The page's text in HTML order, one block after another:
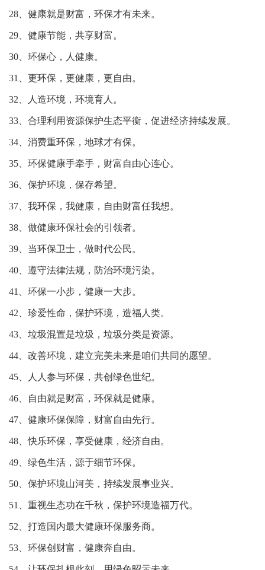
28、健康就是财富，环保才有未来。
29、健康节能，共享财富。
30、环保心，人健康。
31、更环保，更健康，更自由。
32、人造环境，环境育人。
33、合理利用资源保护生态平衡，促进经济持续发展。
34、消费重环保，地球才有保。
35、环保健康手牵手，财富自由心连心。
36、保护环境，保存希望。
37、我环保，我健康，自由财富任我想。
38、做健康环保社会的引领者。
39、当环保卫士，做时代公民。
40、遵守法律法规，防治环境污染。
41、环保一小步，健康一大步。
42、珍爱性命，保护环境，造福人类。
43、垃圾混置是垃圾，垃圾分类是资源。
44、改善环境，建立完美未来是咱们共同的愿望。
45、人人参与环保，共创绿色世纪。
46、自由就是财富，环保就是健康。
47、健康环保保障，财富自由先行。
48、快乐环保，享受健康，经济自由。
49、绿色生活，源于细节环保。
50、保护环境山河美，持续发展事业兴。
51、重视生态功在千秋，保护环境造福万代。
52、打造国内最大健康环保服务商。
53、环保创财富，健康奔自由。